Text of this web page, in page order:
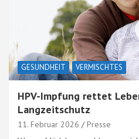
GESUNDHEIT VERMISCHTES
HPV-Impfung rettet
Langzeitschutz
11. Februar 2026 Presse